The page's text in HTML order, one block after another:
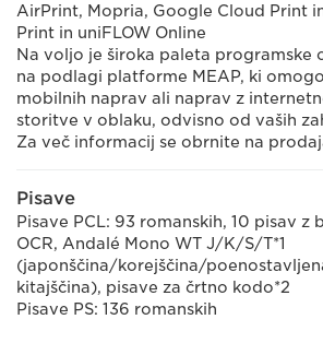
AirPrint, Mopria, Google Cloud Print
Print in uniFLOW Online
Na voljo je široka paleta programske
na podlagi platforme MEAP, ki
mobilnih naprav ali naprav z
storitve v oblaku, odvisno od vaših
Za več informacij se obrnite na
Pisave
Pisave PCL: 93 romanskih, 10 pisav z
OCR, Andalé Mono WT J/K/S/T*1
(japonščina/korejščina/
kitajščina), pisave za črtno kodo*2
Pisave PS: 136 romanskih